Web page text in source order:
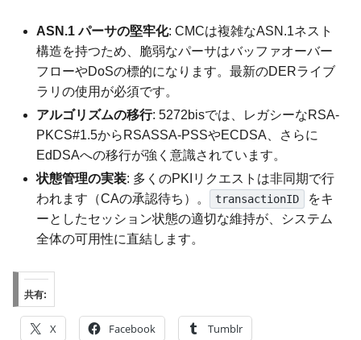
ASN.1 パーサの堅牢化: CMCは複雑なASN.1ネスト
構造を持つため、脆弱なパーサはバッファオーバー
フローやDoSの標的になります。最新のDERライブ
ラリの使用が必須です。
アルゴリズムの移行: 5272bisでは、レガシーなRSA-
PKCS#1.5からRSASSA-PSSやECDSA、さらに
EdDSAへの移行が強く意識されています。
状態管理の実装: 多くのPKIリクエストは非同期で行
われます（CAの承認待ち）。
transactionID
をキ
ーとしたセッション状態の適切な維持が、システム
全体の可用性に直結します。
共有:
X Facebook Tumblr